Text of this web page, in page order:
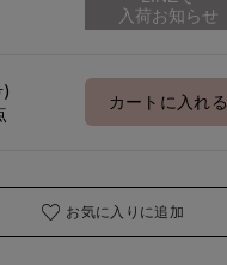
)
カートに入れる
お気に入りに追加